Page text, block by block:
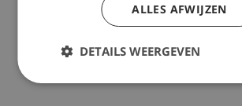
2016-12-19
Hulp bij medische
ALLES AFWIJZEN
DETAILS WEERGEVEN